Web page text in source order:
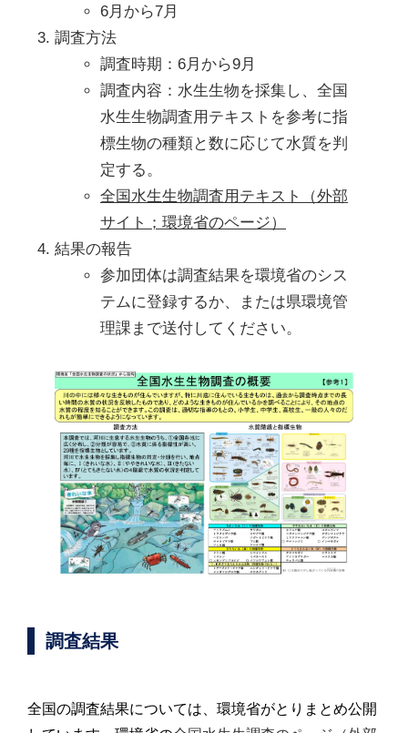
6月から7月
調査方法
調査時期：6月から9月
調査内容：水生生物を採集し、全国
水生生物調査用テキストを参考に指
標生物の種類と数に応じて水質を判
定する。
全国水生生物調査用テキスト（外部
サイト；環境省のページ）
結果の報告
参加団体は調査結果を環境省のシス
テムに登録するか、または県環境管
理課まで送付してください。
調査結果
全国の調査結果については、環境省がとりまとめ公開